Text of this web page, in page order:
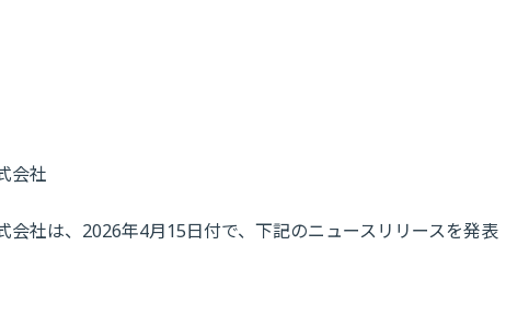
会社
会社は、2026年4月15日付で、下記のニュースリリースを発表